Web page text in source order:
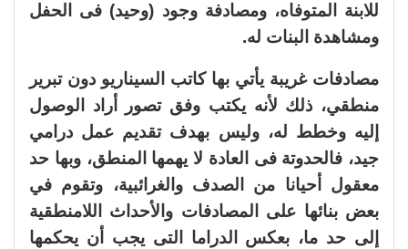
للابنة المتوفاه، ومصادفة وجود (وحيد) فى الحفل
ومشاهدة البنات له.
مصادفات غريبة يأتي بها كاتب السيناريو دون تبرير
منطقي، ذلك لأنه يكتب وفق تصور أراد الوصول
إليه وخطط له، وليس بهدف تقديم عمل درامي
جيد، فالحدوتة فى العادة لا يهمها المنطق، وبها حد
معقول أحيانا من الصدف والغرائبية، وتقوم في
بعض بنائها على المصادفات والأحداث اللامنطقية
إلى حد ما، بعكس الدراما التى يجب أن يحكمها